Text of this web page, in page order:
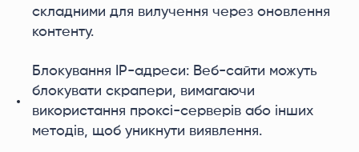
складними для вилучення через оновлення
контенту.
Блокування IP-адреси: Веб-сайти можуть
блокувати скрапери, вимагаючи
використання проксі-серверів або інших
методів, щоб уникнути виявлення.